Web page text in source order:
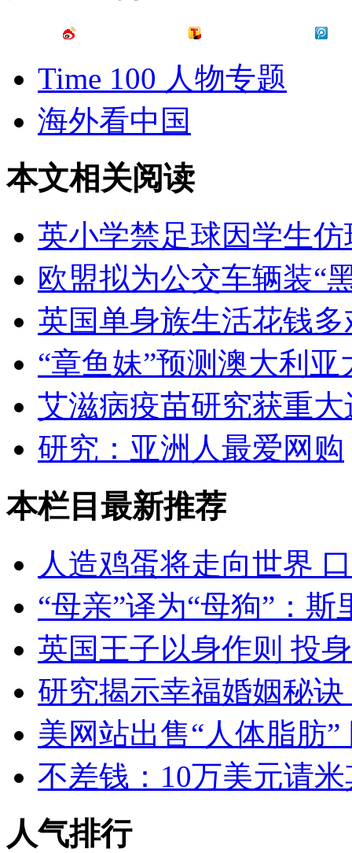
Time 100 人物专题
海外看中国
本文相关阅读
英小学禁足球因学生
欧盟拟为公交车辆装“
英国单身族生活花钱
“章鱼妹”预测澳大利亚
艾滋病疫苗研究获重大
研究：亚洲人最爱网购
本栏目最新推荐
人造鸡蛋将走向世界
“母亲”译为“母狗”：
英国王子以身作则 投
研究揭示幸福婚姻秘
美网站出售“人体脂肪
不差钱：10万美元请
人气排行